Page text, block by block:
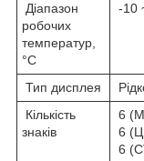
Діапазон
робочих
температур,
°C
-10
Тип дисплея
Кількість
знаків
6
6
6